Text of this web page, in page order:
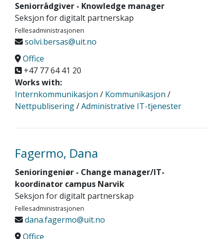
Seniorrådgiver - Knowledge manager
Seksjon for digitalt partnerskap
Fellesadministrasjonen
solvi.bersas@uit.no
Office
+47 77 64 41 20
Works with:
Internkommunikasjon / Kommunikasjon /
Nettpublisering/Administrative IT-tjenester
Fagermo, Dana
Senioringeniør - Change manager/IT-
koordinator campus Narvik
Seksjon for digitalt partnerskap
Fellesadministrasjonen
dana.fagermo@uit.no
Office